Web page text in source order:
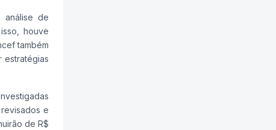
análise de
houve
também
estratégias
e
de R$